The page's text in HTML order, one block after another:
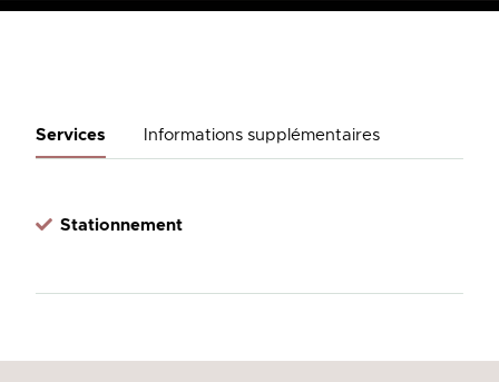
Services Informations supplémentaires
Stationnement